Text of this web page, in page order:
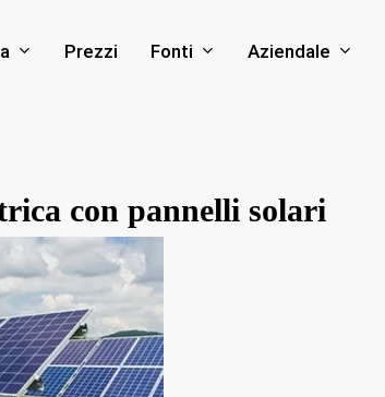
Prezzi Fonti Aziendale
con pannelli solari